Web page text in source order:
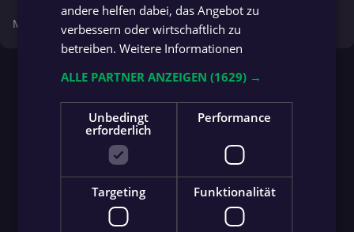
Mehr zu diesem Beitrag gibt es auch aufkrone.at
andere helfen dabei, das Angebot zu
verbessern oder wirtschaftlich zu
betreiben.Weitere Informationen
ALLE PARTNER ANZEIGEN(1629) →
Unbedingt
erforderlich
Performance
Targeting Funktionalität